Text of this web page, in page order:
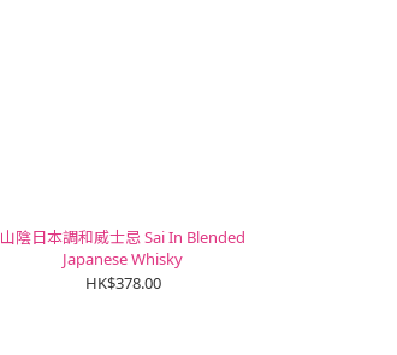
山陰日本調和威士忌 Sai In Blended
Japanese Whisky
HK$378.00